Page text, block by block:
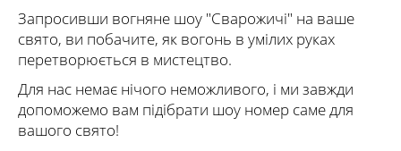
Запросивши вогняне шоу "Сварожичі" на ваше
свято, ви побачите, як вогонь в умілих руках
перетворюється в мистецтво.
Для нас немає нічого неможливого, і ми завжди
допоможемо вам підібрати шоу номер саме для
вашого свято!